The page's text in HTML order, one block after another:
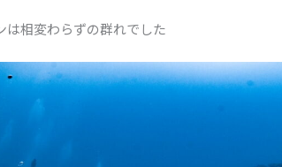
は相変わらずの群れでした